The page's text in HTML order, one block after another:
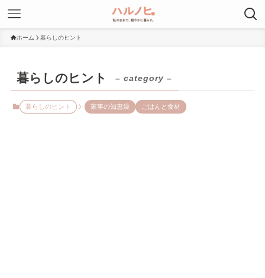
ホーム 暮らしのヒント
暮らしのヒント – category –
暮らしのヒント 家事の知恵袋 ごはんと食材